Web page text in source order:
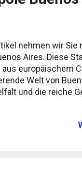
nehmen wir Sie
Aires. Diese
europäischem
Welt von
und die reiche